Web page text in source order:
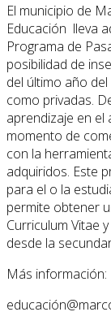
El municipio de
Educación lleva
Programa de
posibilidad de
del último año
como privadas.
aprendizaje en el
momento de
con la
adquiridos. Este
para el o la
permite obtener
Curriculum Vitae
desde la
Más información: